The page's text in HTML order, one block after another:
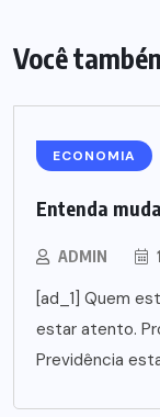
Você
ECONOMIA
Entenda
ADMIN
[ad_1] Quem
estar atento.
Previdência